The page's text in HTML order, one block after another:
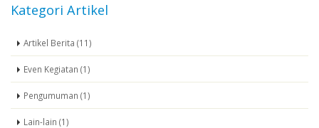
Kategori Artikel
Artikel Berita (11)
Even Kegiatan (1)
Pengumuman (1)
Lain-lain (1)